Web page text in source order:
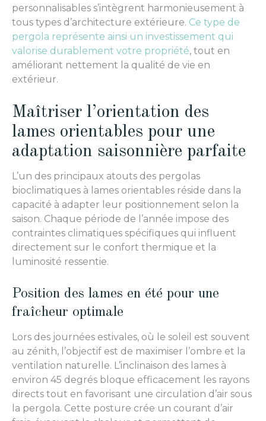
personnalisables s’intègrent harmonieusement à
tous types d’architecture extérieure. Ce type de
pergola représente ainsi un investissement qui
valorise durablement votre propriété, tout en
améliorant nettement la qualité de vie en
extérieur.
Maîtriser l’orientation des
lames orientables pour une
adaptation saisonnière parfaite
L’un des principaux atouts des pergolas
bioclimatiques à lames orientables réside dans la
capacité à adapter leur positionnement selon la
saison. Chaque période de l’année impose des
contraintes climatiques spécifiques qui influent
directement sur le confort thermique et la
luminosité ressentie.
Position des lames en été pour une
fraîcheur optimale
Lors des journées estivales, où le soleil est souvent
au zénith, l’objectif est de maximiser l’ombre et la
ventilation naturelle. L’inclinaison des lames à
environ 45 degrés bloque efficacement les rayons
directs tout en favorisant une circulation d’air sous
la pergola. Cette posture crée un courant d’air